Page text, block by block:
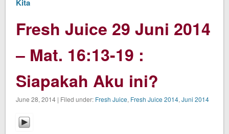
Kita
Fresh Juice 29 Juni 2014
– Mat. 16:13-19 :
Siapakah Aku ini?
June 28, 2014 | Filed under: Fresh Juice, Fresh Juice 2014,Juni 2014